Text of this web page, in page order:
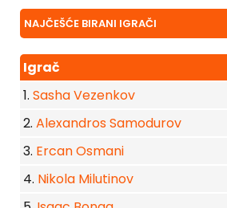
NAJČEŠĆE BIRANI IGRAČI
Igrač
1. Sasha Vezenkov
2. Alexandros Samodurov
3. Ercan Osmani
4. Nikola Milutinov